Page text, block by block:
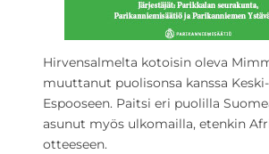
Hirvensalmelta kotoisin oleva
muuttanut puolisonsa kanssa
Espooseen. Paitsi eri puolilla
asunut myös ulkomailla, etenkin
otteeseen.